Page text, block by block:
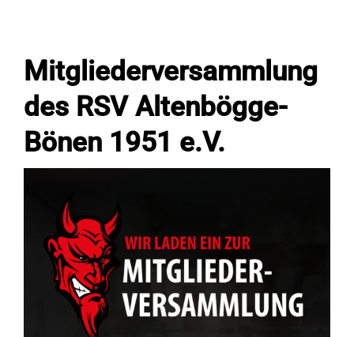
Trainingszeiten
Kontakt
Mitgliederversammlung
des RSV Altenbögge-
Bönen 1951 e.V.